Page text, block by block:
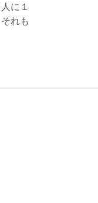
に１
れも
があ
は